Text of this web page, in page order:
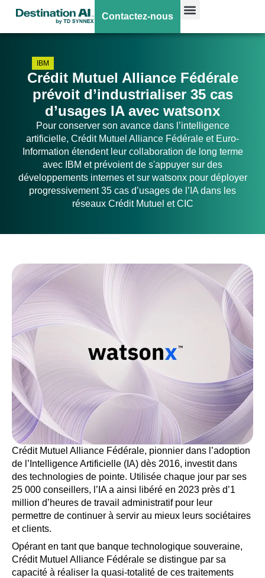
Contactez-nous
IBM
Crédit Mutuel Alliance Fédérale
prévoit d’industrialiser 35 cas
d’usages IA avec watsonx
Pour conserver son avance dans l’intelligence
artificielle, Crédit Mutuel Alliance Fédérale et Euro-
Information étendent leur collaboration de long terme
avec IBM et prévoient de s'appuyer sur des
développements internes et sur watsonx pour déployer
progressivement 35 cas d’usages de l’IA dans les
réseaux Crédit Mutuel et CIC
Crédit Mutuel Alliance Fédérale, pionnier dans l’adoption
de l’Intelligence Artificielle (IA) dès 2016, investit dans
des technologies de pointe. Utilisée chaque jour par ses
25 000 conseillers, l’IA a ainsi libéré en 2023 près d’1
million d’heures de travail administratif pour leur
permettre de continuer à servir au mieux leurs sociétaires
et clients.
Opérant en tant que banque technologique souveraine,
Crédit Mutuel Alliance Fédérale se distingue par sa
capacité à réaliser la quasi-totalité de ces traitements